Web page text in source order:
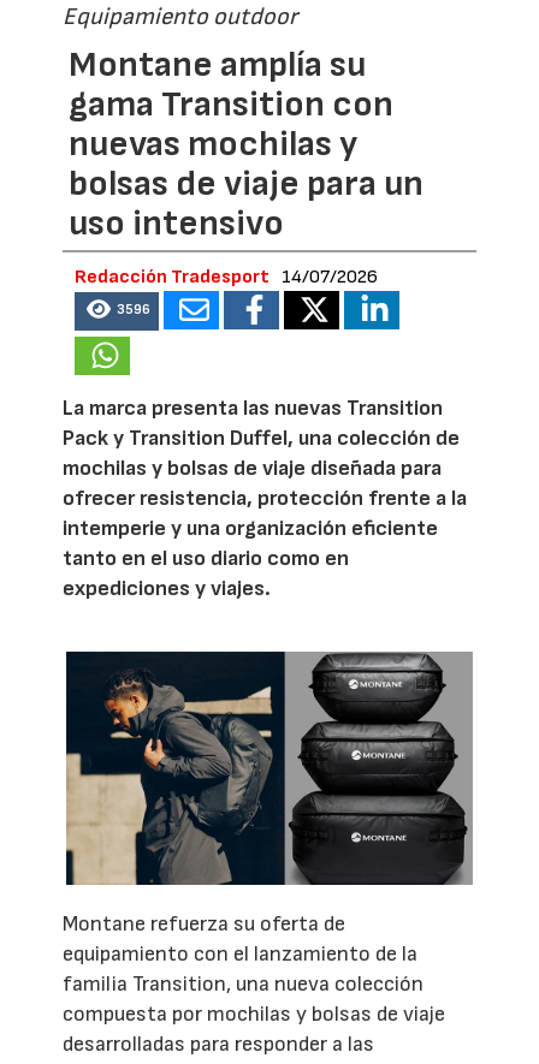
Equipamiento outdoor
Montane amplía su
gama Transition con
nuevas mochilas y
bolsas de viaje para un
uso intensivo
Redacción Tradesport 14/07/2026
3596
La marca presenta las nuevas Transition
Pack y Transition Duffel, una colección de
mochilas y bolsas de viaje diseñada para
ofrecer resistencia, protección frente a la
intemperie y una organización eficiente
tanto en el uso diario como en
expediciones y viajes.
Montane refuerza su oferta de
equipamiento con el lanzamiento de la
familia Transition, una nueva colección
compuesta por mochilas y bolsas de viaje
desarrolladas para responder a las